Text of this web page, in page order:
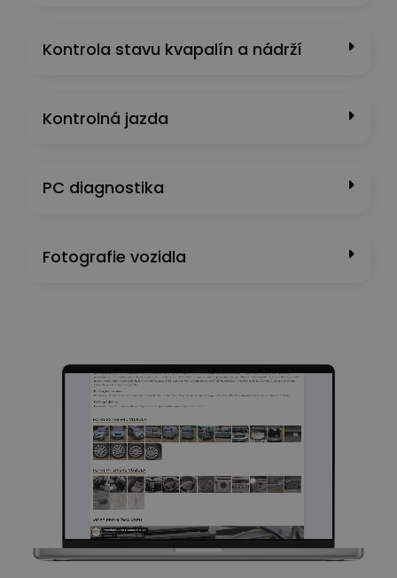
Kontrola stavu kvapalín a nádrží
Kontrolná jazda
PC diagnostika
Fotografie vozidla